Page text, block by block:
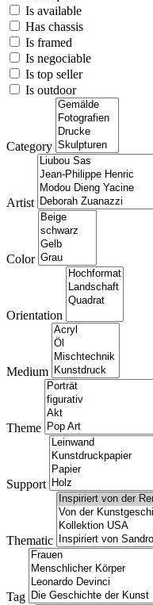
Is available
Has chassis
Is framed
Is negociable
Is top seller
Is outdoor
Category
Artist
Color
Orientation
Medium
Theme
Support
Thematic
Tag